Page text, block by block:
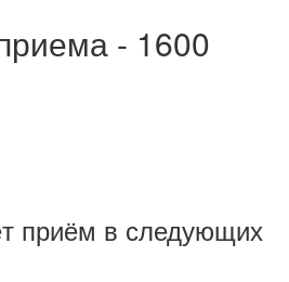
- 1600
приём в следующих